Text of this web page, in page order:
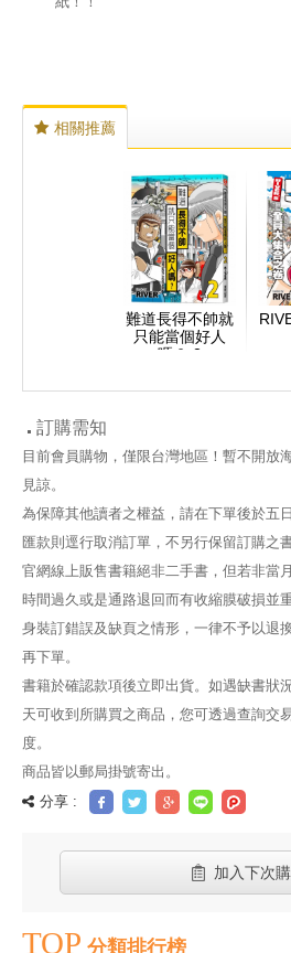
相關推薦
難道長得不帥就
只能當個好人
嗎？ 2
訂購需知
目前會員購物，僅限台灣地區！暫不開放
見諒。
為保障其他讀者之權益，請在下單後於五
匯款則逕行取消訂單，不另行保留訂購之書
官網線上販售書籍絕非二手書，但若非當
時間過久或是通路退回而有收縮膜破損並
身裝訂錯誤及缺頁之情形，一律不予以退
再下單。
書籍於確認款項後立即出貨。如遇缺書狀
天可收到所購買之商品，您可透過查詢交
度。
商品皆以郵局掛號寄出。
分享 :
加入下次
TOP 分類排行榜